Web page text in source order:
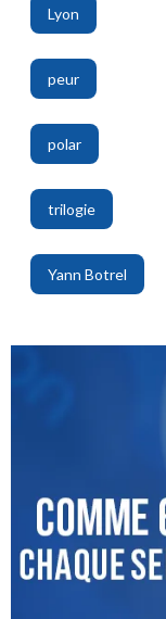
Lyon
,
peur
,
polar
,
trilogie
,
Yann Botrel